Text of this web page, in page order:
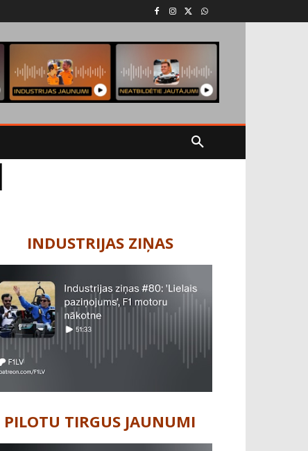
INDUSTRIJAS ZIŅAS
PILOTU TIRGUS JAUNUMI